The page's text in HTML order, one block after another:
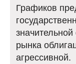
Графиков
рынка
агрессивной.